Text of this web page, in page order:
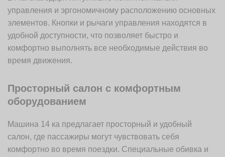
управления и эргономичному расположению основных
элементов. Кнопки и рычаги управления находятся в
удобной доступности, что позволяет быстро и
комфортно выполнять все необходимые действия во
время движения.
Просторный салон с комфортным
оборудованием
Машина 14 ка предлагает просторный и удобный
салон, где пассажиры могут чувствовать себя
комфортно во время поездки. Специальные обивка и